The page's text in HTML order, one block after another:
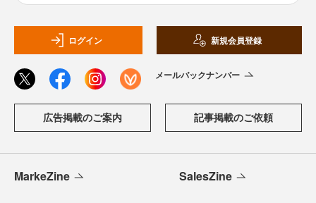
ログイン 新規会員登録
メールバックナンバー
広告掲載のご案内 記事掲載のご依頼
MarkeZine SalesZine